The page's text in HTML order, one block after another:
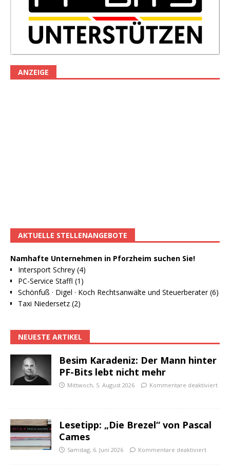
ANZEIGE
AKTUELLE STELLENANGEBOTE
Namhafte Unternehmen in Pforzheim suchen Sie!
Intersport Schrey (4)
PC-Service Staffl (1)
Schönfuß · Digel · Koch Rechtsanwälte und Steuerberater (6)
Taxi Niedersetz (2)
NEUESTE ARTIKEL
Besim Karadeniz: Der Mann hinter
PF-Bits lebt nicht mehr
Mittwoch, 5. August 2026 Kommentare deaktiviert
Lesetipp: „Die Brezel“ von Pascal
Cames
Samstag, 6. Juni 2026 Kommentare deaktiviert